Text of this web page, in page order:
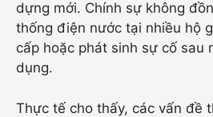
dựng mới. Chính sự không
thống điện nước tại nhiều hộ
cấp hoặc phát sinh sự cố sau
dụng.
Thực tế cho thấy, các vấn đề